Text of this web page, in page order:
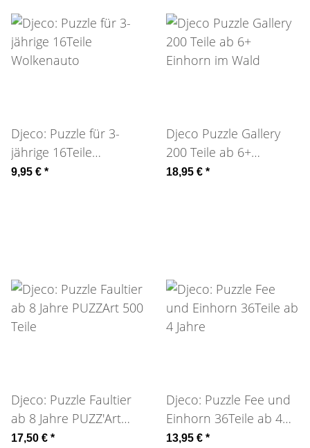
Djeco: Puzzle für 3-
jährige 16Teile
Wolkenauto
9,95 € *
Djeco Puzzle Gallery
200 Teile ab 6+
Einhorn im Wald
18,95 € *
Djeco: Puzzle Faultier
ab 8 Jahre PUZZ'Art
500 Teile
17,50 € *
Djeco: Puzzle Fee und
Einhorn 36Teile ab 4
Jahre
13,95 € *